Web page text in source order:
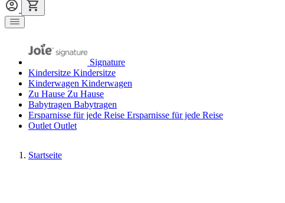
Signature
Kindersitze Kindersitze
Kinderwagen Kinderwagen
Zu Hause Zu Hause
Babytragen Babytragen
Ersparnisse für jede Reise Ersparnisse für jede Reise
Outlet Outlet
Startseite